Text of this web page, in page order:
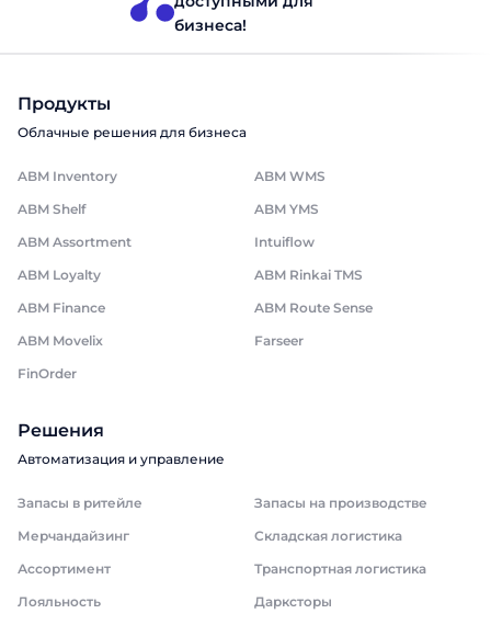
бизнеса!
Продукты
Облачные решения для бизнеса
ABM Inventory
ABM WMS
ABM Shelf
ABM YMS
ABM Assortment
Intuiflow
ABM Loyalty
ABM Rinkai TMS
ABM Finance
ABM Route Sense
ABM Movelix
Farseer
FinOrder
Решения
Автоматизация и управление
Запасы в ритейле
Запасы на производстве
Мерчандайзинг
Складская логистика
Ассортимент
Транспортная логистика
Лояльность
Дарксторы